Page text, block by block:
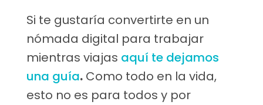
Si te gustaría convertirte en un
nómada digital para trabajar
mientras viajas aquí te dejamos
una guía. Como todo en la vida,
esto no es para todos y por